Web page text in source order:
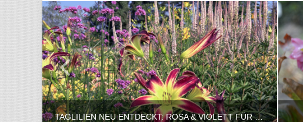
TAGLILIEN NEU ENTDECKT: ROSA & VIOLETT FÜR ROMANTISCHE PFLANZKOMBINATIONEN